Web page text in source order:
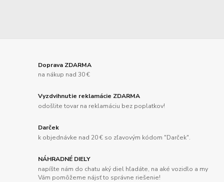
Doprava ZDARMA
na nákup nad 30 €
Vyzdvihnutie reklamácie ZDARMA
odošlite tovar na reklamáciu bez poplatkov!
Darček
k objednávke nad 20 € so zľavovým kódom "Darček".
NÁHRADNÉ DIELY
napíšte nám do chatu aký diel hľadáte, na aké vozidlo a my
Vám pomôžeme nájsť to správne riešenie!